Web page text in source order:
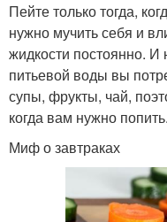
Пейте только тогда,
нужно мучить себя и
жидкости постоянно. И
питьевой воды вы
супы, фрукты, чай,
когда вам нужно попить.
Миф о завтраках